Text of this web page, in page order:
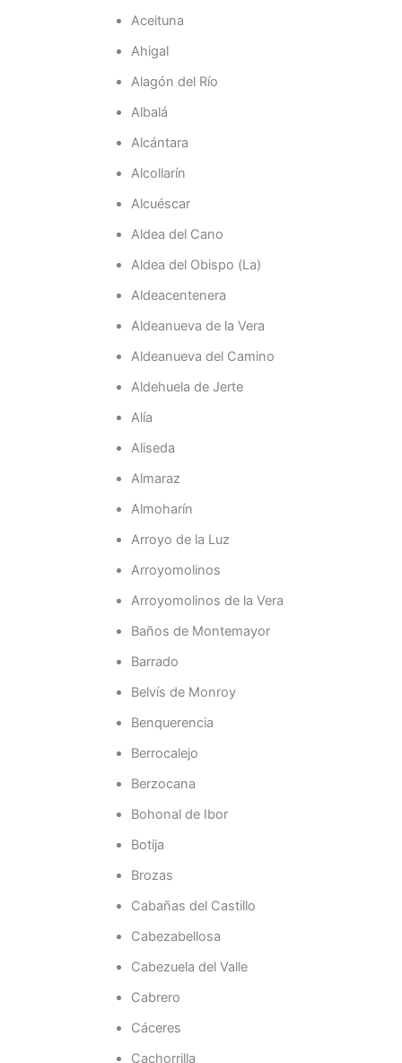
Aceituna
Ahigal
Alagón del Río
Albalá
Alcántara
Alcollarín
Alcuéscar
Aldea del Cano
Aldea del Obispo (La)
Aldeacentenera
Aldeanueva de la Vera
Aldeanueva del Camino
Aldehuela de Jerte
Alía
Aliseda
Almaraz
Almoharín
Arroyo de la Luz
Arroyomolinos
Arroyomolinos de la Vera
Baños de Montemayor
Barrado
Belvís de Monroy
Benquerencia
Berrocalejo
Berzocana
Bohonal de Ibor
Botija
Brozas
Cabañas del Castillo
Cabezabellosa
Cabezuela del Valle
Cabrero
Cáceres
Cachorrilla